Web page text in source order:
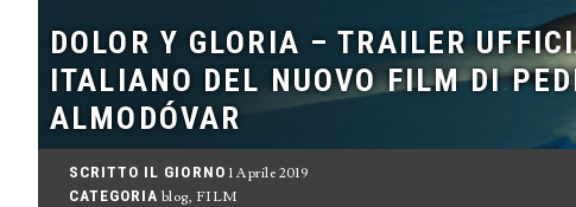
DOLOR Y GLORIA – TRAILER
ITALIANO DEL NUOVO FILM DI
ALMODÓVAR
SCRITTO IL GIORNO 1 Aprile 2019
CATEGORIA blog, FILM